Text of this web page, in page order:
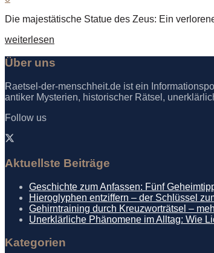
Die majestätische Statue des Zeus: Ein
weiterlesen
Über uns
Raetsel-der-menschheit.de ist ein
antiker Mysterien, historischer Rätsel,
Follow us
Aktuellste Beiträge
Geschichte zum Anfassen: Fünf
Hieroglyphen entziffern – der Schlüssel
Gehirntraining durch Kreuzworträtsel –
Unerklärliche Phänomene im Alltag: Wie
Kategorien